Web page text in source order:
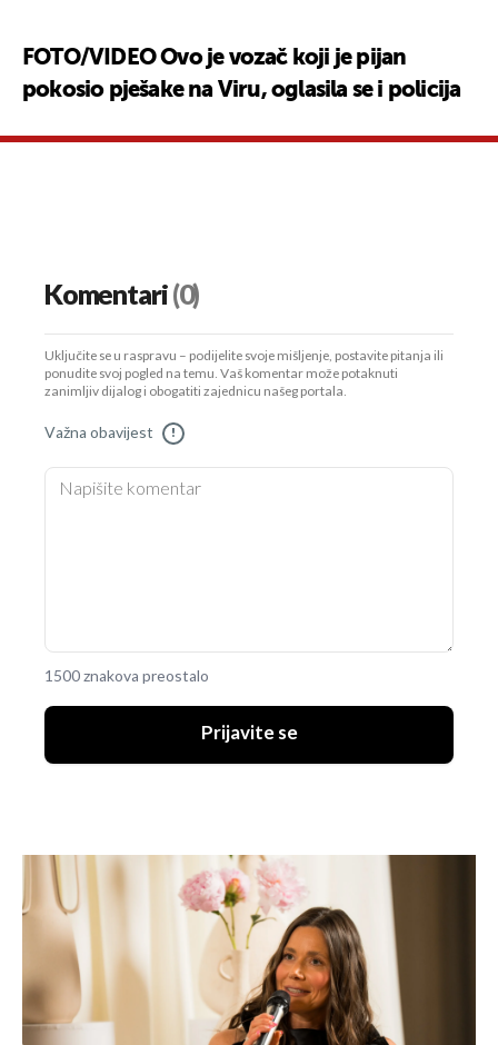
FOTO/VIDEO Ovo je vozač koji je pijan
pokosio pješake na Viru, oglasila se i policija
Komentari(0)
Uključite se u raspravu – podijelite svoje mišljenje, postavite pitanja ili
ponudite svoj pogled na temu. Vaš komentar može potaknuti
zanimljiv dijalog i obogatiti zajednicu našeg portala.
Važna obavijest !
1500 znakova preostalo
Prijavite se